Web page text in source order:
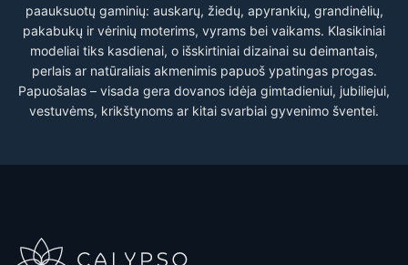
paauksuotų gaminių: auskarų, žiedų, apyrankių, grandinėlių,
pakabukų ir vėrinių moterims, vyrams bei vaikams. Klasikiniai
modeliai tiks kasdienai, o išskirtiniai dizainai su deimantais,
perlais ar natūraliais akmenimis papuoš ypatingas progas.
Papuošalas – visada gera dovanos idėja gimtadieniui, jubiliejui,
vestuvėms, krikštynoms ar kitai svarbiai gyvenimo šventei.